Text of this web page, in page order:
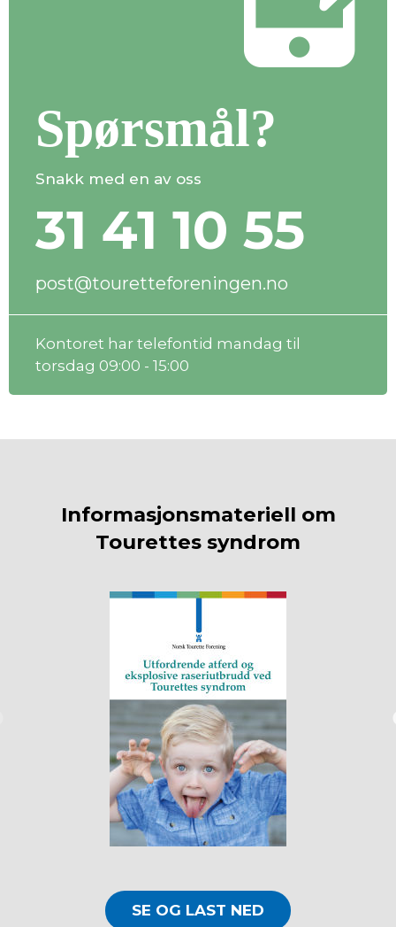
Spørsmål?
Snakk med en av oss
31 41 10 55
post@touretteforeningen.no
Kontoret har telefontid mandag til
torsdag 09:00 - 15:00
Informasjonsmateriell om
Tourettes syndrom
SE OG LAST NED